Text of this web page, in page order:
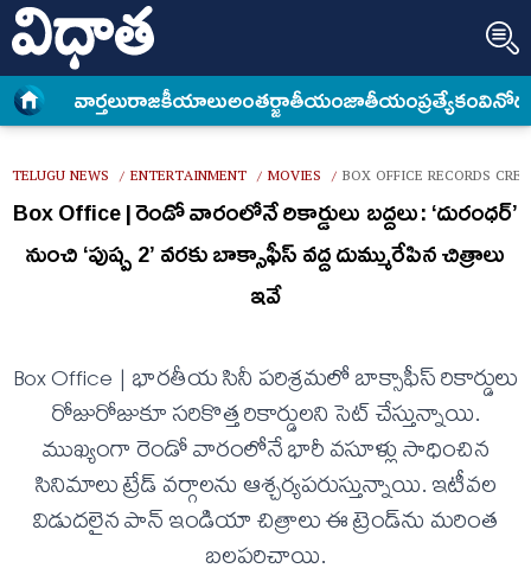
వార్త‌లురాజకీయాలుఅంత‌ర్జాతీయంజాతీయంప్రత్యేకం
TELUGU NEWS / ENTERTAINMENT / MOVIES / BOX OFFICE RECORDS
Box Office | రెండో వారంలోనే రికార్డులు బద్దలు: ‘దురంధర్’
నుంచి ‘పుష్ప 2’ వరకు బాక్సాఫీస్ వ‌ద్ద‌ దుమ్మురేపిన చిత్రాలు
ఇవే
Box Office | భారతీయ సినీ పరిశ్రమలో బాక్సాఫీస్ రికార్డులు
రోజురోజుకూ స‌రికొత్త రికార్డుల‌ని సెట్ చేస్తున్నాయి.
ముఖ్యంగా రెండో వారంలోనే భారీ వసూళ్లు సాధించిన
సినిమాలు ట్రేడ్ వర్గాలను ఆశ్చర్యపరుస్తున్నాయి. ఇటీవల
విడుదలైన పాన్ ఇండియా చిత్రాలు ఈ ట్రెండ్‌ను మరింత
బలపరిచాయి.